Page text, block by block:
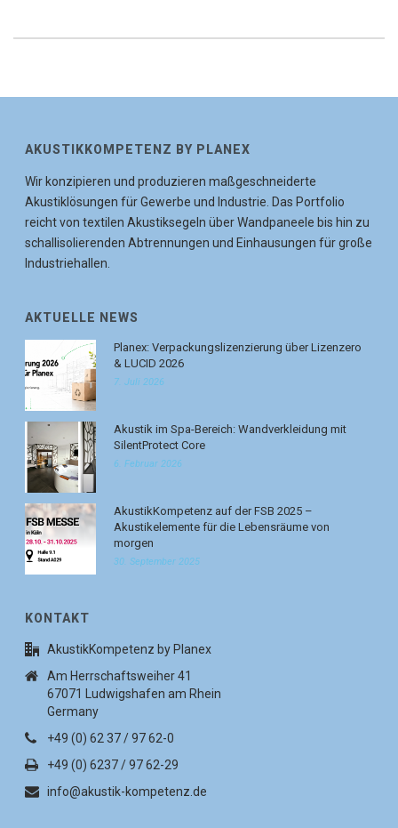
AKUSTIKKOMPETENZ BY PLANEX
Wir konzipieren und produzieren maßgeschneiderte
Akustiklösungen für Gewerbe und Industrie. Das Portfolio
reicht von textilen Akustiksegeln über Wandpaneele bis hin zu
schallisolierenden Abtrennungen und Einhausungen für große
Industriehallen.
AKTUELLE NEWS
Planex: Verpackungslizenzierung über Lizenzero
& LUCID 2026
7. Juli 2026
Akustik im Spa-Bereich: Wandverkleidung mit
SilentProtect Core
6. Februar 2026
AkustikKompetenz auf der FSB 2025 –
Akustikelemente für die Lebensräume von
morgen
30. September 2025
KONTAKT
AkustikKompetenz by Planex
Am Herrschaftsweiher 41
67071 Ludwigshafen am Rhein
Germany
+49 (0) 62 37 / 97 62-0
+49 (0) 6237 / 97 62-29
info@akustik-kompetenz.de